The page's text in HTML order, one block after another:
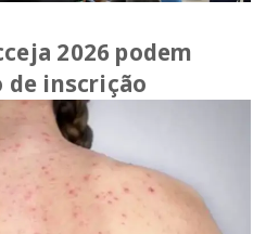
2026 podem
inscrição